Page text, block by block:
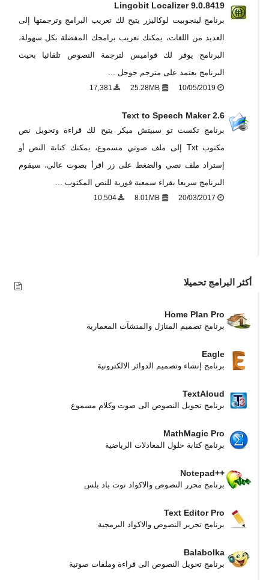
Lingobit Localizer 9.0.8419
برنامج لينجوبيت لوكاليزر يتيح لك تعريب البرامج وترجمتها إلى
العديد من اللغات، يمكنك تعريب برامجك المفضلة بكل سهولة،
البرنامج يوفر لك قواميس لترجمة النصوص تلقائيا بحيث
البرنامج يعتمد على مترجم جوجل ...
10/05/2019
25.28MB
17,381
Text to Speech Maker 2.6
برنامج تكست تو سبيتش ميكر يتيح لك قراءة وتحويل نص
مكتوب Txt إلى ملف صوتي مسموع، يمكنك كتابة النص أو
إستراد ملف نصي والضغط على زر اقرأ بصوت عالي، سيقوم
البرنامج سريعا بقراء سمعية فورية للنص المكتوب ...
20/03/2017
8.01MB
10,504
أكثر البرامج تحميلا
Home Plan Pro
برنامج تصميم المنازل والمنشآت المعمارية
Eagle
برنامج إنشاء وتصميم الدوائر الالكترونية
TextAloud
برنامج تحويل النصوص الى صوت وكلام مسموع
MathMagic Pro
برنامج كتابة حلول المعادلات الرياضية
Notepad++
برنامج محرر النصوص والاكواد نوت باد بلس
Text Editor Pro
برنامج تحرير النصوص والاكواد البرمجية
Balabolka
برنامج تحويل النصوص الى قراءة وملفات صوتية